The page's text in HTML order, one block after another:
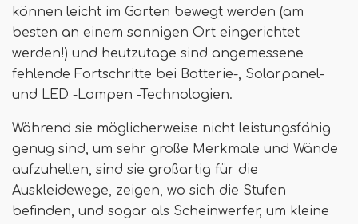
können leicht im Garten bewegt werden (am
besten an einem sonnigen Ort eingerichtet
werden!) und heutzutage sind angemessene
fehlende Fortschritte bei Batterie-, Solarpanel-
und LED -Lampen -Technologien.
Während sie möglicherweise nicht leistungsfähig
genug sind, um sehr große Merkmale und Wände
aufzuhellen, sind sie großartig für die
Auskleidewege, zeigen, wo sich die Stufen
befinden, und sogar als Scheinwerfer, um kleine